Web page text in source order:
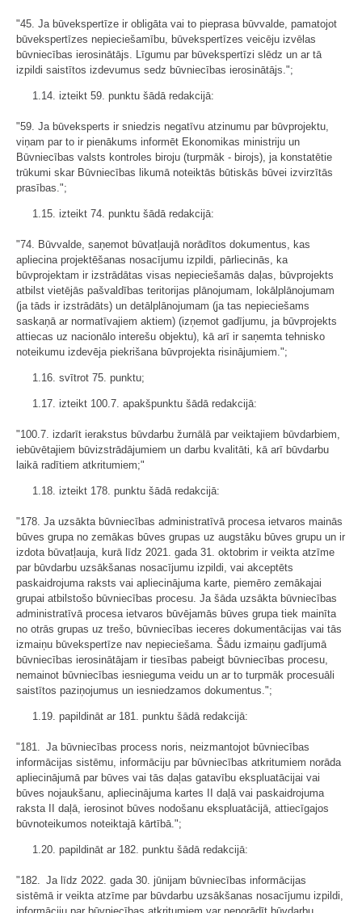
"45. Ja būvekspertīze ir obligāta vai to pieprasa būvvalde, pamatojot
būvekspertīzes nepieciešamību, būvekspertīzes veicēju izvēlas
būvniecības ierosinātājs. Līgumu par būvekspertīzi slēdz un ar tā
izpildi saistītos izdevumus sedz būvniecības ierosinātājs.";
1.14. izteikt 59. punktu šādā redakcijā:
"59. Ja būveksperts ir sniedzis negatīvu atzinumu par būvprojektu,
viņam par to ir pienākums informēt Ekonomikas ministriju un
Būvniecības valsts kontroles biroju (turpmāk - birojs), ja konstatētie
trūkumi skar Būvniecības likumā noteiktās būtiskās būvei izvirzītās
prasības.";
1.15. izteikt 74. punktu šādā redakcijā:
"74. Būvvalde, saņemot būvatļaujā norādītos dokumentus, kas
apliecina projektēšanas nosacījumu izpildi, pārliecinās, ka
būvprojektam ir izstrādātas visas nepieciešamās daļas, būvprojekts
atbilst vietējās pašvaldības teritorijas plānojumam, lokālplānojumam
(ja tāds ir izstrādāts) un detālplānojumam (ja tas nepieciešams
saskaņā ar normatīvajiem aktiem) (izņemot gadījumu, ja būvprojekts
attiecas uz nacionālo interešu objektu), kā arī ir saņemta tehnisko
noteikumu izdevēja piekrišana būvprojekta risinājumiem.";
1.16. svītrot 75. punktu;
1.17. izteikt 100.7. apakšpunktu šādā redakcijā:
"100.7. izdarīt ierakstus būvdarbu žurnālā par veiktajiem būvdarbiem,
iebūvētajiem būvizstrādājumiem un darbu kvalitāti, kā arī būvdarbu
laikā radītiem atkritumiem;"
1.18. izteikt 178. punktu šādā redakcijā:
"178. Ja uzsākta būvniecības administratīvā procesa ietvaros mainās
būves grupa no zemākas būves grupas uz augstāku būves grupu un ir
izdota būvatļauja, kurā līdz 2021. gada 31. oktobrim ir veikta atzīme
par būvdarbu uzsākšanas nosacījumu izpildi, vai akceptēts
paskaidrojuma raksts vai apliecinājuma karte, piemēro zemākajai
grupai atbilstošo būvniecības procesu. Ja šāda uzsākta būvniecības
administratīvā procesa ietvaros būvējamās būves grupa tiek mainīta
no otrās grupas uz trešo, būvniecības ieceres dokumentācijas vai tās
izmaiņu būvekspertīze nav nepieciešama. Šādu izmaiņu gadījumā
būvniecības ierosinātājam ir tiesības pabeigt būvniecības procesu,
nemainot būvniecības iesnieguma veidu un ar to turpmāk procesuāli
saistītos paziņojumus un iesniedzamos dokumentus.";
1.19. papildināt ar 181. punktu šādā redakcijā:
"181. Ja būvniecības process noris, neizmantojot būvniecības
informācijas sistēmu, informāciju par būvniecības atkritumiem norāda
apliecinājumā par būves vai tās daļas gatavību ekspluatācijai vai
būves nojaukšanu, apliecinājuma kartes II daļā vai paskaidrojuma
raksta II daļā, ierosinot būves nodošanu ekspluatācijā, attiecīgajos
būvnoteikumos noteiktajā kārtībā.";
1.20. papildināt ar 182. punktu šādā redakcijā:
"182. Ja līdz 2022. gada 30. jūnijam būvniecības informācijas
sistēmā ir veikta atzīme par būvdarbu uzsākšanas nosacījumu izpildi,